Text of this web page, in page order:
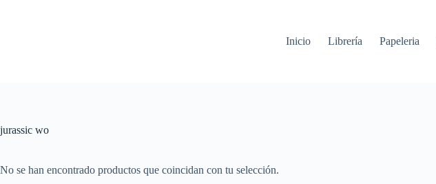
Inicio Librería Papeleria
jurassic wo
No se han encontrado productos que coincidan con tu selección.